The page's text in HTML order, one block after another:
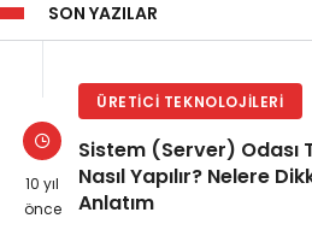
SON YAZILAR
10 yıl
önce
ÜRETICI TEKNOLOJILERI
Sistem (Server) Odası
Nasıl Yapılır? Nelere
Anlatım